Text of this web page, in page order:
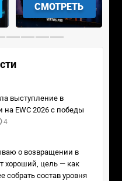
УЧАСТВОВАТЬ
выступление в
на EWC 2026 с победы
4
о возвращении в
хороший, цель — как
собрать состав уровня